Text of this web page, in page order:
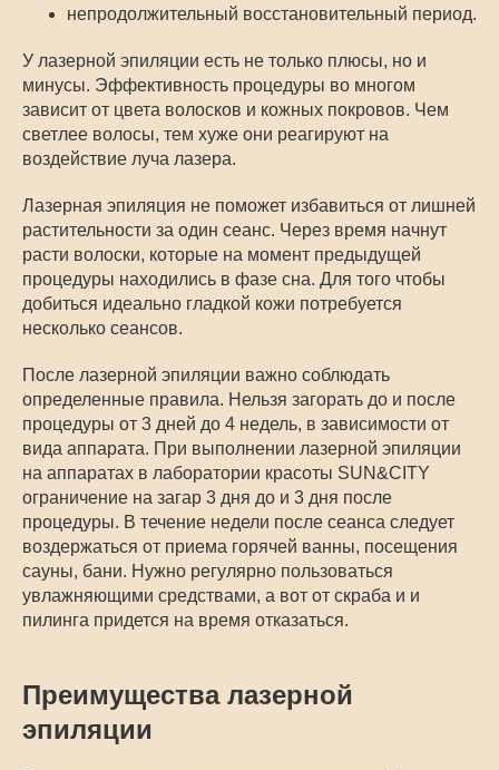
непродолжительный восстановительный период.
У лазерной эпиляции есть не только плюсы, но и
минусы. Эффективность процедуры во многом
зависит от цвета волосков и кожных покровов. Чем
светлее волосы, тем хуже они реагируют на
воздействие луча лазера.
Лазерная эпиляция не поможет избавиться от лишней
растительности за один сеанс. Через время начнут
расти волоски, которые на момент предыдущей
процедуры находились в фазе сна. Для того чтобы
добиться идеально гладкой кожи потребуется
несколько сеансов.
После лазерной эпиляции важно соблюдать
определенные правила. Нельзя загорать до и после
процедуры от 3 дней до 4 недель, в зависимости от
вида аппарата. При выполнении лазерной эпиляции
на аппаратах в лаборатории красоты SUN&CITY
ограничение на загар 3 дня до и 3 дня после
процедуры. В течение недели после сеанса следует
воздержаться от приема горячей ванны, посещения
сауны, бани. Нужно регулярно пользоваться
увлажняющими средствами, а вот от скраба и и
пилинга придется на время отказаться.
Преимущества лазерной
эпиляции